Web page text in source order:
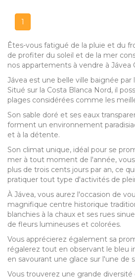
1
Êtes-vous fatigué de la pluie et du
de profiter du soleil et de la mer
nos appartements à vendre à Jávea
Jávea est une belle ville baignée par
Situé sur la Costa Blanca Nord, il
plages considérées comme les
Son sable doré et ses eaux
forment un environnement
et à la détente.
Son climat unique, idéal pour se
mer à tout moment de l'année,
plus de trois cents jours par an, ce
pratiquer tout type d'activités de
À Jávea, vous aurez l'occasion de
magnifique centre historique
blanchies à la chaux et ses rues
de fleurs lumineuses et colorées.
Vous apprécierez également sa
régalerez tout en observant le bleu
en savourant une glace sur l'une de
Vous trouverez une grande diversité